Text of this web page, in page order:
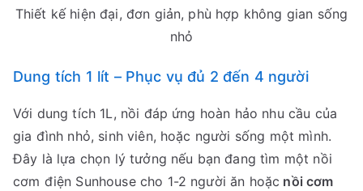
Thiết kế hiện đại, đơn giản, phù hợp không gian sống
nhỏ
Dung tích 1 lít – Phục vụ đủ 2 đến 4 người
Với dung tích 1L, nồi đáp ứng hoàn hảo nhu cầu của
gia đình nhỏ, sinh viên, hoặc người sống một mình.
Đây là lựa chọn lý tưởng nếu bạn đang tìm một nồi
cơm điện Sunhouse cho 1-2 người ăn hoặc nồi cơm